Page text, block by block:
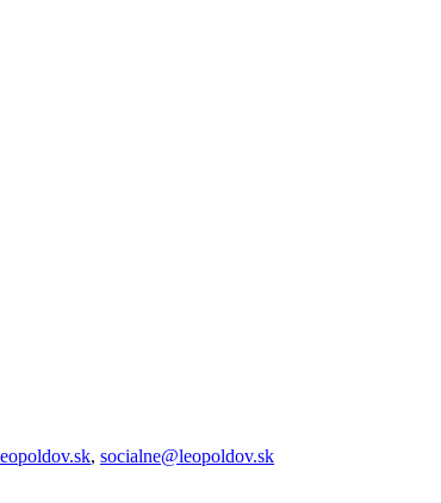
, socialne@leopoldov.sk